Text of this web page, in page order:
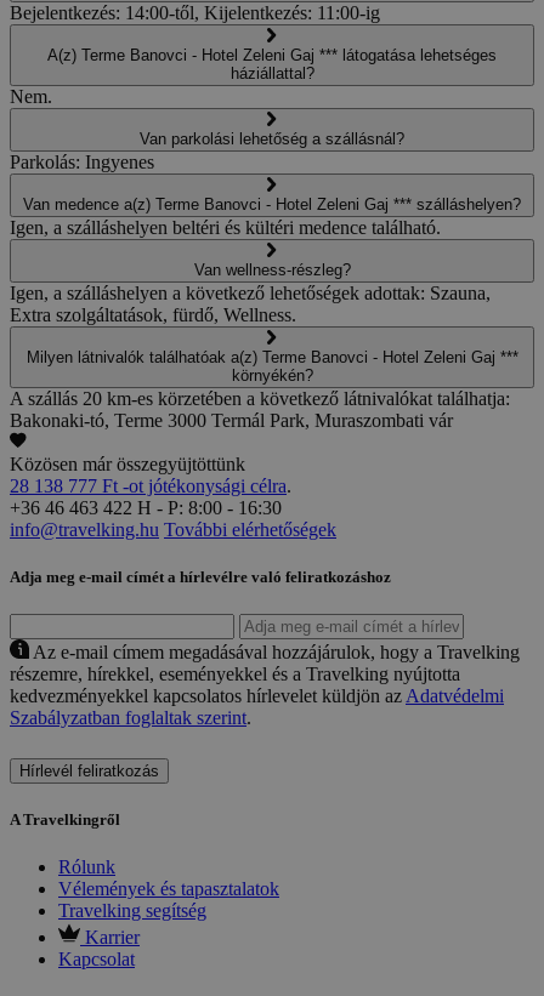
Bejelentkezés: 14:00-től, Kijelentkezés: 11:00-ig
A(z) Terme Banovci - Hotel Zeleni Gaj *** látogatása lehetséges
háziállattal?
Nem.
Van parkolási lehetőség a szállásnál?
Parkolás: Ingyenes
Van medence a(z) Terme Banovci - Hotel Zeleni Gaj *** szálláshelyen?
Igen, a szálláshelyen beltéri és kültéri medence található.
Van wellness-részleg?
Igen, a szálláshelyen a következő lehetőségek adottak: Szauna,
Extra szolgáltatások, fürdő, Wellness.
Milyen látnivalók találhatóak a(z) Terme Banovci - Hotel Zeleni Gaj ***
környékén?
A szállás 20 km-es körzetében a következő látnivalókat találhatja:
Bakonaki-tó, Terme 3000 Termál Park, Muraszombati vár
Közösen már összegyüjtöttünk
28 138 777 Ft -ot jótékonysági célra.
+36 46 463 422 H - P: 8:00 - 16:30
info@travelking.hu További elérhetőségek
Adja meg e-mail címét a hírlevélre való feliratkozáshoz
Az e-mail címem megadásával hozzájárulok, hogy a Travelking
részemre, hírekkel, eseményekkel és a Travelking nyújtotta
kedvezményekkel kapcsolatos hírlevelet küldjön az Adatvédelmi
Szabályzatban foglaltak szerint.
Hírlevél feliratkozás
A Travelkingről
Rólunk
Vélemények és tapasztalatok
Travelking segítség
Karrier
Kapcsolat